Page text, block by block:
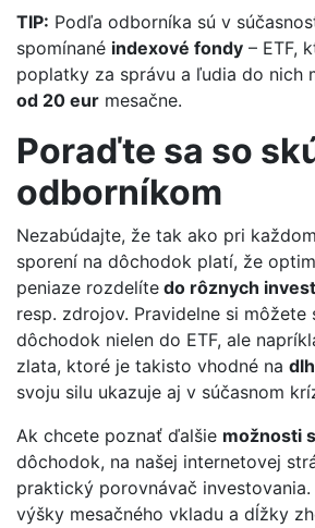
TIP: Podľa odborníka sú v
spomínané indexové fondy – ETF,
poplatky za správu a ľudia do nich
od 20 eur mesačne.
Poraďte sa so
odborníkom
Nezabúdajte, že tak ako pri
sporení na dôchodok platí, že
peniaze rozdelíte do rôznych
resp. zdrojov. Pravidelne si môžete
dôchodok nielen do ETF, ale
zlata, ktoré je takisto vhodné na
svoju silu ukazuje aj v súčasnom
Ak chcete poznať ďalšie možnosti
dôchodok, na našej internetovej
praktický porovnávač
výšky mesačného vkladu a dĺžky